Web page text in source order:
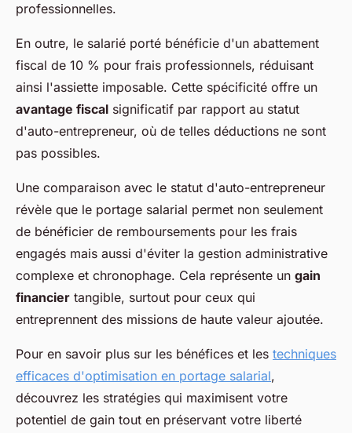
professionnelles.
En outre, le salarié porté bénéficie d'un abattement
fiscal de 10 % pour frais professionnels, réduisant
ainsi l'assiette imposable. Cette spécificité offre un
avantage fiscal significatif par rapport au statut
d'auto-entrepreneur, où de telles déductions ne sont
pas possibles.
Une comparaison avec le statut d'auto-entrepreneur
révèle que le portage salarial permet non seulement
de bénéficier de remboursements pour les frais
engagés mais aussi d'éviter la gestion administrative
complexe et chronophage. Cela représente un gain
financier tangible, surtout pour ceux qui
entreprennent des missions de haute valeur ajoutée.
Pour en savoir plus sur les bénéfices et les techniques
efficaces d'optimisation en portage salarial,
découvrez les stratégies qui maximisent votre
potentiel de gain tout en préservant votre liberté